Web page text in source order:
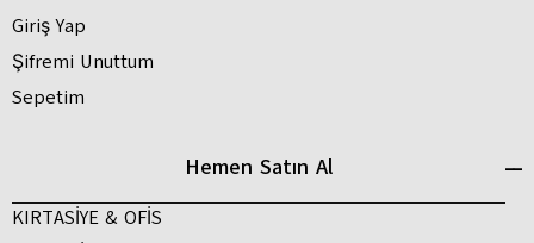
Giriş Yap
Şifremi Unuttum
Sepetim
Hemen Satın Al
KIRTASİYE & OFİS